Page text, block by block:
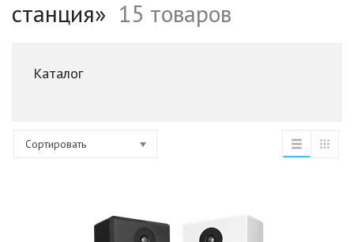
станция» 15 товаров
Каталог
Сортировать